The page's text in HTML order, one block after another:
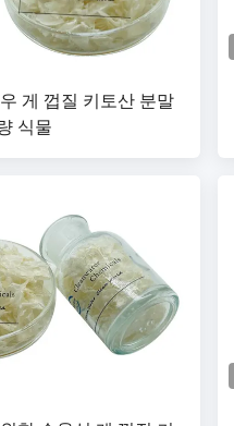
게 껍질 키토산 분말
식물